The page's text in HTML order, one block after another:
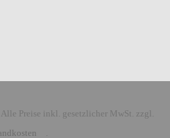
Preise inkl. gesetzlicher MwSt. zzgl.